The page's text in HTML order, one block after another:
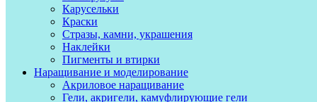
Карусельки
Краски
Стразы, камни, украшения
Наклейки
Пигменты и втирки
Наращивание и моделирование
Акриловое наращивание
Гели, акригели, камуфлирующие гели